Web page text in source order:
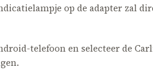
op de adapter zal
telefoon en selecteer de